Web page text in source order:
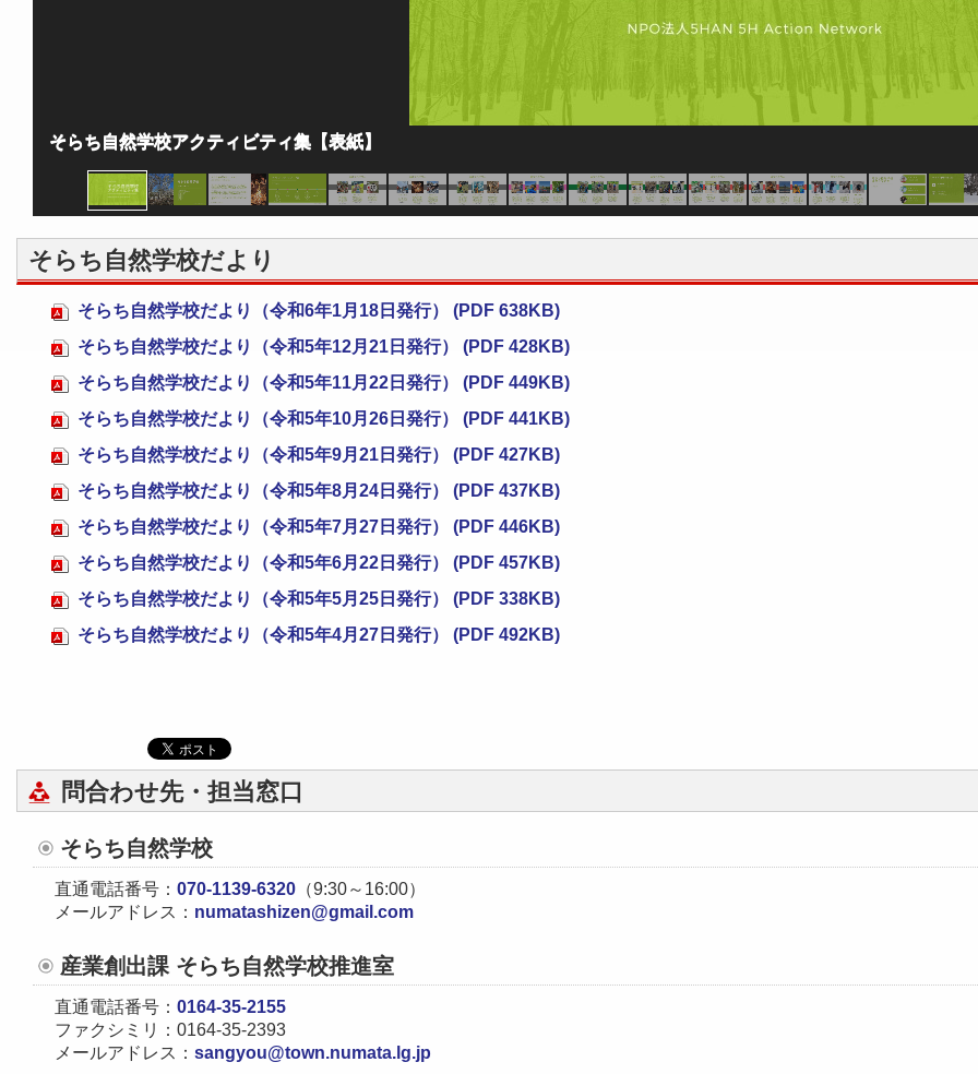
そらち自然学校アクティビティ集【表紙】
そらち自然学校だより
そらち自然学校だより（令和6年1月18日発行） (PDF 638KB)
そらち自然学校だより（令和5年12月21日発行） (PDF 428KB)
そらち自然学校だより（令和5年11月22日発行） (PDF 449KB)
そらち自然学校だより（令和5年10月26日発行） (PDF 441KB)
そらち自然学校だより（令和5年9月21日発行） (PDF 427KB)
そらち自然学校だより（令和5年8月24日発行） (PDF 437KB)
そらち自然学校だより（令和5年7月27日発行） (PDF 446KB)
そらち自然学校だより（令和5年6月22日発行） (PDF 457KB)
そらち自然学校だより（令和5年5月25日発行） (PDF 338KB)
そらち自然学校だより（令和5年4月27日発行） (PDF 492KB)
問合わせ先・担当窓口
そらち自然学校
直通電話番号： 070-1139-6320 （9:30～16:00）
メールアドレス： numatashizen@gmail.com
産業創出課 そらち自然学校推進室
直通電話番号： 0164-35-2155
ファクシミリ：0164-35-2393
メールアドレス： sangyou@town.numata.lg.jp